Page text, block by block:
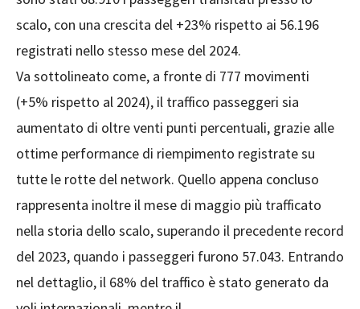
scalo, con una crescita del +23% rispetto ai 56.196
registrati nello stesso mese del 2024.
Va sottolineato come, a fronte di 777 movimenti
(+5% rispetto al 2024), il traffico passeggeri sia
aumentato di oltre venti punti percentuali, grazie alle
ottime performance di riempimento registrate su
tutte le rotte del network. Quello appena concluso
rappresenta inoltre il mese di maggio più trafficato
nella storia dello scalo, superando il precedente record
del 2023, quando i passeggeri furono 57.043. Entrando
nel dettaglio, il 68% del traffico è stato generato da